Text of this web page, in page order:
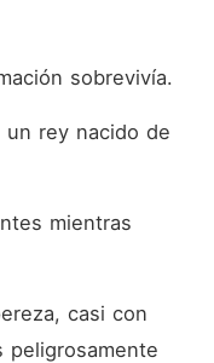
sobrevivía.
un rey nacido de
mientras
casi con
peligrosamente